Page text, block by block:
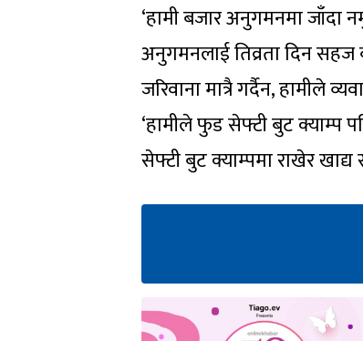
‘हामी बजार अनुगमनमा
अनुगमनलाई तिव्रता दिन सहज
जरिवाना मात्रै गर्दैन, हामीले
‘हामीले फुड सेफ्टी बुट क्याम्प
सेफ्टी बुट क्याम्पमा राखेर खाद्य